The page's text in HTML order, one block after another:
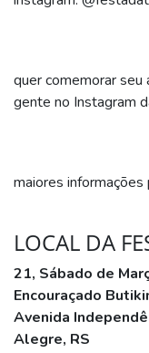
quer comemorar seu
gente no Instagram
maiores
LOCAL DA
21, Sábado de
Encouraçado
Avenida
Alegre, RS